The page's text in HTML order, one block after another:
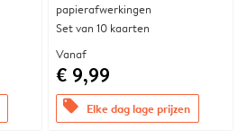
papierafwerkingen
Set van 10 kaarten
Vanaf
€ 9,99
offers Elke dag lage prijzen